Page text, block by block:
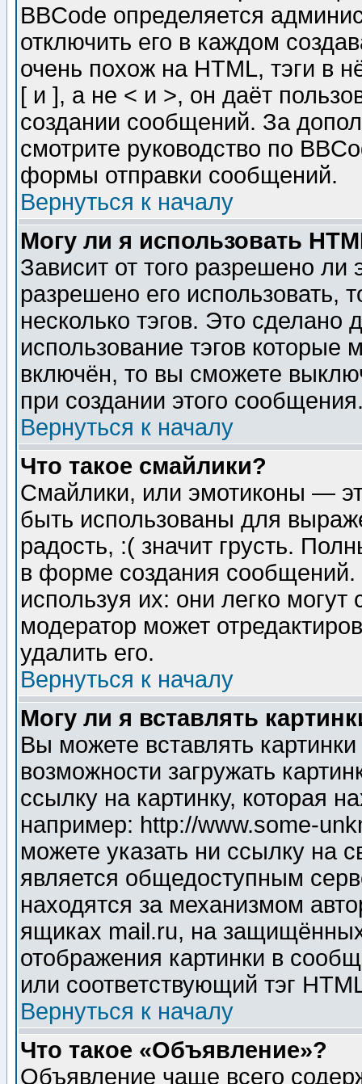
BBCode определяется
отключить его в каждом
очень похож на HTML, тэги в
[ и ], а не < и >, он даёт
создании сообщений. За
смотрите руководство по
формы отправки сообщений.
Вернуться к началу
Могу ли я использовать
Зависит от того разрешено
разрешено его использовать,
несколько тэгов. Это сделано
использование тэгов
включён, то вы сможете
при создании этого
Вернуться к началу
Что такое смайлики?
Смайлики, или эмотиконы —
быть использованы для
радость, :( значит грусть.
в форме создания сообщений.
используя их: они легко
модератор может
удалить его.
Вернуться к началу
Могу ли я вставлять
Вы можете вставлять
возможности загружать
ссылку на картинку, которая
например: http://www.some-
можете указать ни ссылку на
является общедоступным
находятся за механизмом
ящиках mail.ru, на
отображения картинки в
или соответствующий тэг
Вернуться к началу
Что такое «Объявление»?
Объявление чаще всего